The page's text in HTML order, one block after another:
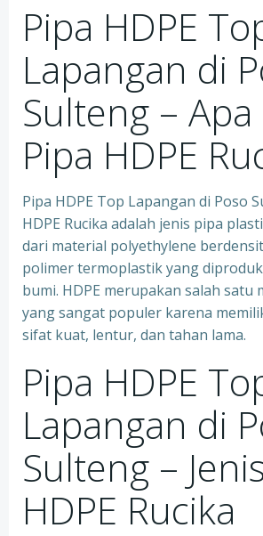
Pipa HDPE
Lapangan di
Sulteng –
Pipa HDPE
Pipa HDPE Top Lapangan di Poso
HDPE Rucika adalah jenis pipa
dari material polyethylene
polimer termoplastik yang
bumi. HDPE merupakan salah satu
yang sangat populer karena
sifat kuat, lentur, dan tahan lama.
Pipa HDPE
Lapangan di
Sulteng –
HDPE Rucika